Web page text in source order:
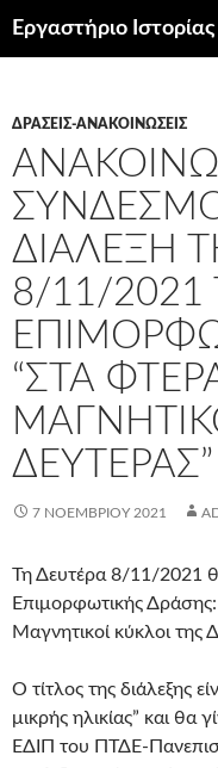
ΔΡΆΣΕΙΣ-ΑΝΑΚΟΙΝΏΣΕΙΣ
ΔΙΆΛΕΞΗ
8/11/2021
“ΣΤΑ
ΔΕΥΤΈΡΑΣ”
7 ΝΟΕΜΒΡΊΟΥ 2021
Τη Δευτέρα 8/11/2021 θα
Επιμορφωτικής Δράσης:
Μαγνητικοί κύκλοι της
Ο τίτλος της διάλεξης
μικρής ηλικίας” και
ΕΔΙΠ του ΠΤΔΕ-